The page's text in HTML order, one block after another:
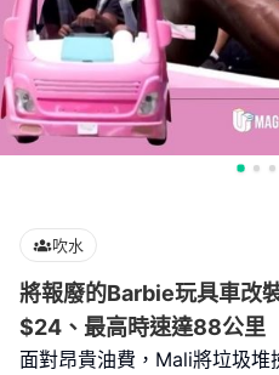
吹水
將報廢的Barbie玩具車改
$24、最高時速達88公里
面對昂貴油費，Mali將垃圾